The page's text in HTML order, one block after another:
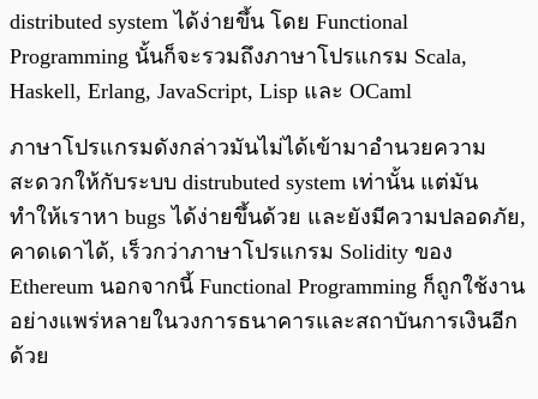
distributed system ได้ง่ายขึ้น โดย Functional
Programming นั้นก็จะรวมถึงภาษาโปรแกรม Scala,
Haskell, Erlang, JavaScript, Lisp และ OCaml
ภาษาโปรแกรมดังกล่าวมันไม่ได้เข้ามาอำนวยความ
สะดวกให้กับระบบ distrubuted system เท่านั้น แต่มัน
ทำให้เราหา bugs ได้ง่ายขึ้นด้วย และยังมีความปลอดภัย,
คาดเดาได้, เร็วกว่าภาษาโปรแกรม Solidity ของ
Ethereum นอกจากนี้ Functional Programming ก็ถูกใช้งาน
อย่างแพร่หลายในวงการธนาคารและสถาบันการเงินอีก
ด้วย